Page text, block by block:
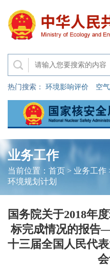
热门搜索： 环境影响评价 空
业务工作
当前位置： 首页> 业务工作
环境规划计划
国务院关于2018年
标完成情况的报告
十三届全国人民代